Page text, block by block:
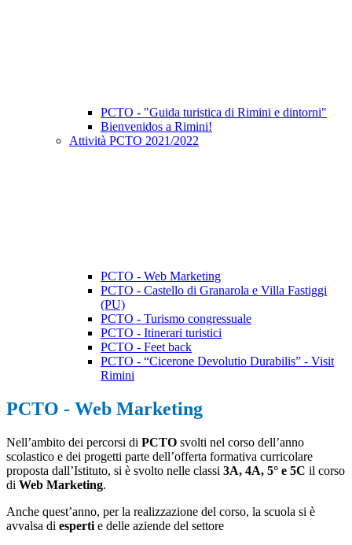
PCTO - "Guida turistica di Rimini e dintorni"
Bienvenidos a Rimini!
Attività PCTO 2021/2022
PCTO - Web Marketing
PCTO - Castello di Granarola e Villa Fastiggi
(PU)
PCTO - Turismo congressuale
PCTO - Itinerari turistici
PCTO - Feet back
PCTO - “Cicerone Devolutio Durabilis” - Visit
Rimini
PCTO - Web Marketing
Nell’ambito dei percorsi di PCTO svolti nel corso dell’anno
scolastico e dei progetti parte dell’offerta formativa curricolare
proposta dall’Istituto, si è svolto nelle classi 3A, 4A, 5° e 5C il corso
di Web Marketing.
Anche quest’anno, per la realizzazione del corso, la scuola si è
avvalsa di esperti e delle aziende del settore